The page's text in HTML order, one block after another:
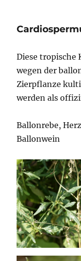
Diese tropische
wegen der
Zierpflanze
werden als
Ballonrebe,
Ballonwein